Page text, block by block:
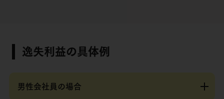
逸失利益の具体例
男性会社員の場合